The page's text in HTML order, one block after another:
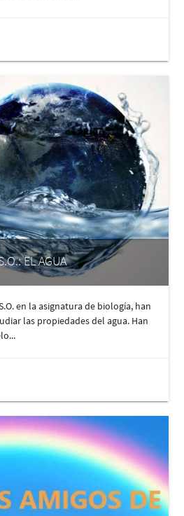
EL AGUA
en la asignatura de biología, han
las propiedades del agua. Han